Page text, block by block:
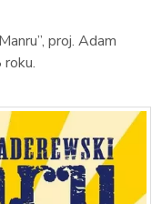
proj. Adam